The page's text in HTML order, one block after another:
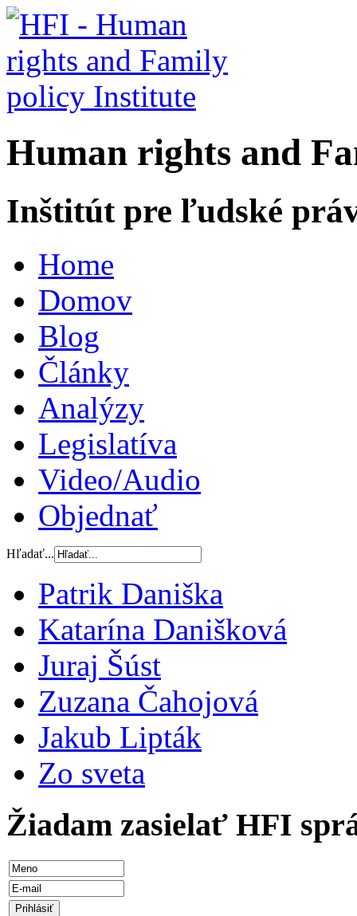
Human rights and F
Inštitút pre ľudské
Home
Domov
Blog
Články
Analýzy
Legislatíva
Video/Audio
Objednať
Hľadať...
Patrik Daniška
Katarína Danišková
Juraj Šúst
Zuzana Čahojová
Jakub Lipták
Zo sveta
Žiadam zasielať HFI